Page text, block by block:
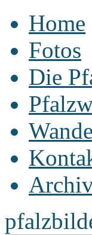
Home
Fotos
Die